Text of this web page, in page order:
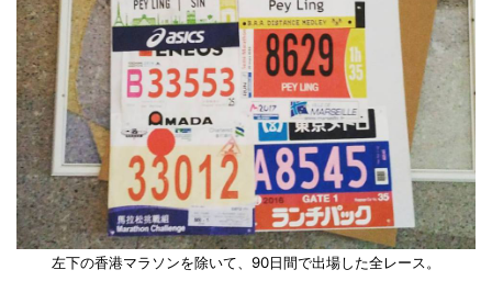
左下の香港マラソンを除いて、90日間で出場した全レース。